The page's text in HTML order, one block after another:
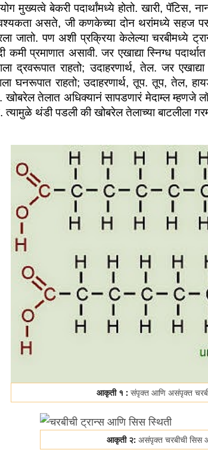
मुख्यत्वे बेकरी पदार्थांमध्ये होतो. खारी, पॅटिस,
असते, जी कणकेच्या दोन थरांमध्ये सहज
जातो. पण अशी प्रक्रिया केलेल्या चरबीमध्ये
कमी प्रमाणात असावी. जर एखाद्या स्निग्ध
द्रवरूपात राहतो; उदाहरणार्थ, तेल. जर
घनरूपात राहतो; उदाहरणार्थ, तूप. तूप,
खोबरेल तेलात अधिक्यानं सापडणारं मेदाम्ल
थंडी पडली की खोबरेल तेलाच्या बाटलीला
आकृती १ : संपृक्त आणि असंपृक्त
आकृती २: असंपृक्त चरबीची सिस